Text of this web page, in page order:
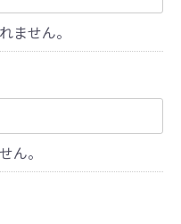
ません。
ん。